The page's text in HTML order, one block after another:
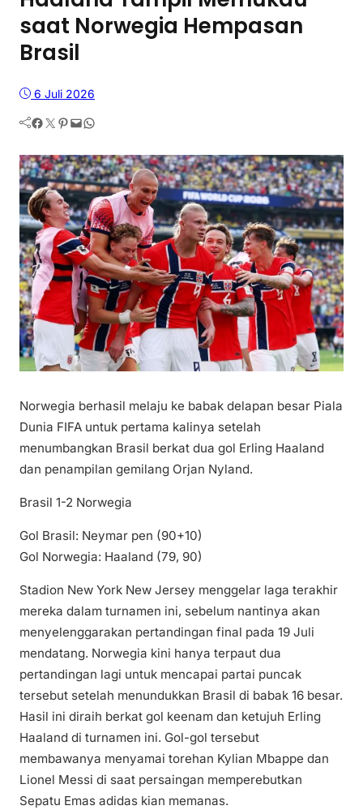
saat Norwegia Hempasan
Brasil
6 Juli 2026
Facebook Twitter Pinterest Mail WhatsApp
Norwegia berhasil melaju ke babak delapan besar Piala
Dunia FIFA untuk pertama kalinya setelah
menumbangkan Brasil berkat dua gol Erling Haaland
dan penampilan gemilang Orjan Nyland.
Brasil 1-2 Norwegia
Gol Brasil: Neymar pen (90+10)
Gol Norwegia: Haaland (79, 90)
Stadion New York New Jersey menggelar laga terakhir
mereka dalam turnamen ini, sebelum nantinya akan
menyelenggarakan pertandingan final pada 19 Juli
mendatang. Norwegia kini hanya terpaut dua
pertandingan lagi untuk mencapai partai puncak
tersebut setelah menundukkan Brasil di babak 16 besar.
Hasil ini diraih berkat gol keenam dan ketujuh Erling
Haaland di turnamen ini. Gol-gol tersebut
membawanya menyamai torehan Kylian Mbappe dan
Lionel Messi di saat persaingan memperebutkan
Sepatu Emas adidas kian memanas.